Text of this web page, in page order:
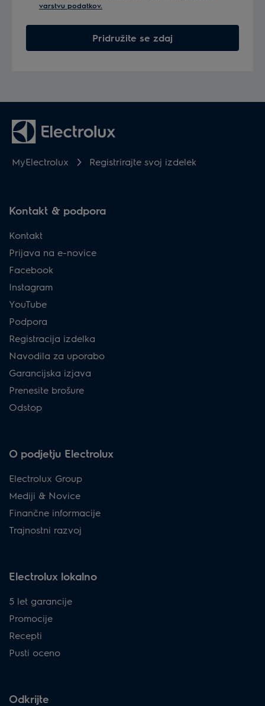
varstvu podatkov.
Pridružite se zdaj
MyElectrolux Registrirajte svoj izdelek
Kontakt & podpora
Kontakt
Prijava na e-novice
Facebook
Instagram
YouTube
Podpora
Registracija izdelka
Navodila za uporabo
Garancijska izjava
Prenesite brošure
Odstop
O podjetju Electrolux
Electrolux Group
Mediji & Novice
Finančne informacije
Trajnostni razvoj
Electrolux lokalno
5 let garancije
Promocije
Recepti
Pusti oceno
Odkrijte